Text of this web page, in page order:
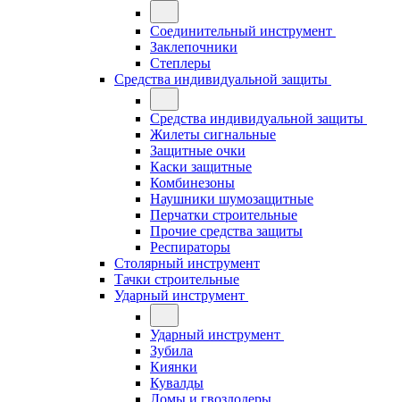
Соединительный инструмент
Заклепочники
Степлеры
Средства индивидуальной защиты
Средства индивидуальной защиты
Жилеты сигнальные
Защитные очки
Каски защитные
Комбинезоны
Наушники шумозащитные
Перчатки строительные
Прочие средства защиты
Респираторы
Столярный инструмент
Тачки строительные
Ударный инструмент
Ударный инструмент
Зубила
Киянки
Кувалды
Ломы и гвоздодеры